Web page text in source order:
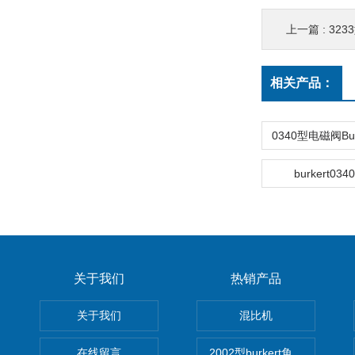
上一篇 : 3233型
相关产品：
关于我们
关于我们
热销产品
混比机